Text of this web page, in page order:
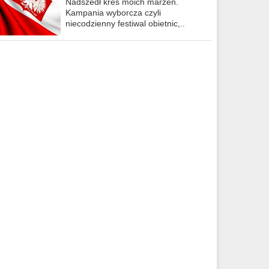
Kampania wyborcza czyli
niecodzienny festiwal obietnic,..